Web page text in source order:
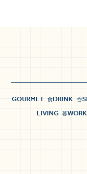
GOURMET 食DRINK 呑
LIVING 暮WORK